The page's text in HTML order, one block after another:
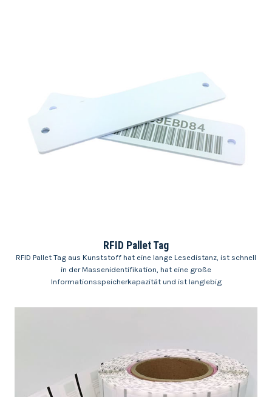
RFID Pallet Tag
RFID Pallet Tag aus Kunststoff hat eine lange Lesedistanz, ist schnell
in der Massenidentifikation, hat eine große
Informationsspeicherkapazität und ist langlebig